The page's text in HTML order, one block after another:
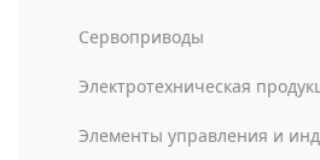
Сервоприводы
Электротехническая
Элементы управления и